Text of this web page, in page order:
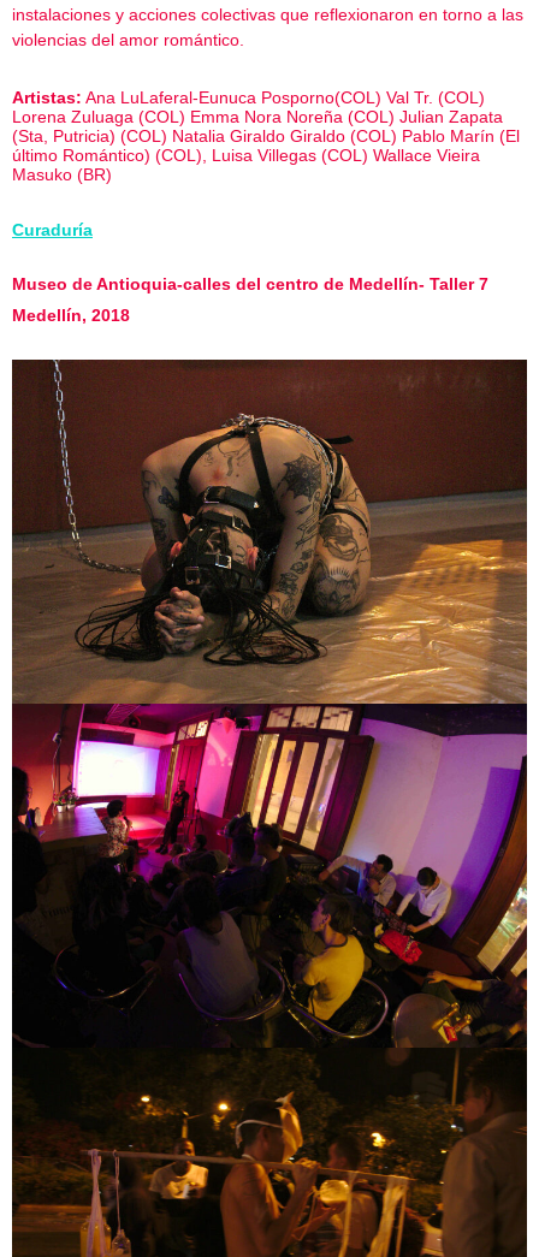
instalaciones y acciones colectivas que reflexionaron en torno a las
violencias del amor romántico.
Artistas: Ana LuLaferal-Eunuca Posporno(COL) Val Tr. (COL)
Lorena Zuluaga (COL) Emma Nora Noreña (COL) Julian Zapata
(Sta, Putricia) (COL) Natalia Giraldo Giraldo (COL) Pablo Marín (El
último Romántico) (COL), Luisa Villegas (COL) Wallace Vieira
Masuko (BR)
Curaduría
Museo de Antioquia-calles del centro de Medellín- Taller 7
Medellín, 2018